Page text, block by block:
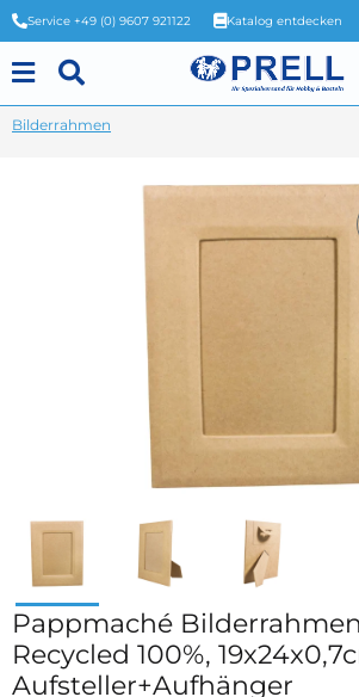
Service +49 (0) 9607 921122 Katalog entdecken
Bilderrahmen
Pappmaché
Recycled 100%,
Aufsteller+Aufhänger